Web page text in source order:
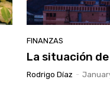
FINANZAS
La situación
Rodrigo Díaz -